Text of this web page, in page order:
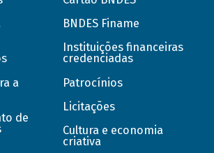
a
de
BNDES Finame
Instituições financeiras
credenciadas
Patrocínios
Licitações
Cultura e economia
criativa